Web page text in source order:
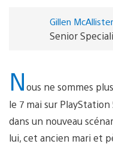
Gillen McAllister
Senior
Nous ne sommes
le 7 mai sur
dans un nouveau
lui, cet ancien mari et